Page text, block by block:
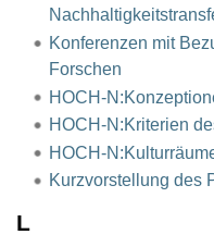
Konferenzen mit
Forschen
HOCH-
HOCH-N:Kriterien
HOCH-
Kurzvorstellung des
L